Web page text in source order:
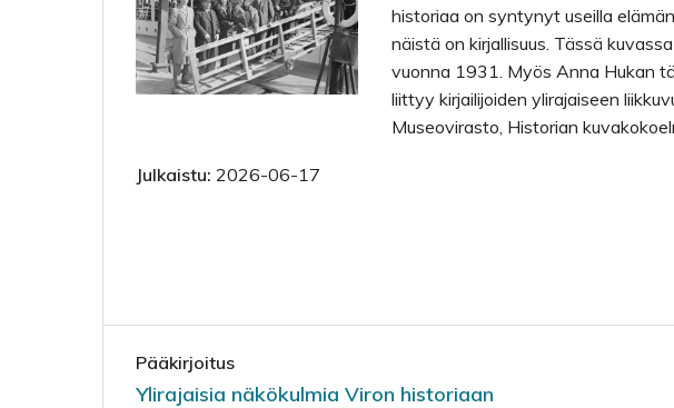
historiaa on syntynyt useilla
näistä on kirjallisuus. Tässä
vuonna 1931. Myös Anna Hukan
liittyy kirjailijoiden ylirajaiseen
Museovirasto, Historian
Julkaistu: 2026-06-17
Pääkirjoitus
Ylirajaisia näkökulmia Viron historiaan